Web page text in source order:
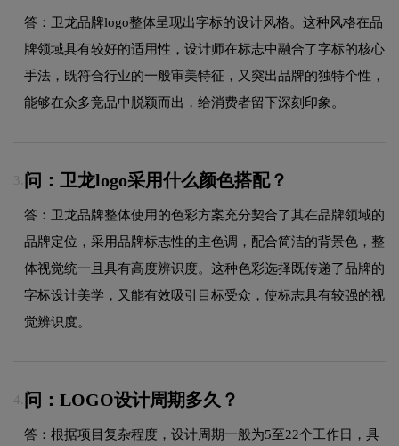
答：卫龙品牌logo整体呈现出字标的设计风格。这种风格在品
牌领域具有较好的适用性，设计师在标志中融合了字标的核心
手法，既符合行业的一般审美特征，又突出品牌的独特个性，
能够在众多竞品中脱颖而出，给消费者留下深刻印象。
3. 问：卫龙logo采用什么颜色搭配？
答：卫龙品牌整体使用的色彩方案充分契合了其在品牌领域的
品牌定位，采用品牌标志性的主色调，配合简洁的背景色，整
体视觉统一且具有高度辨识度。这种色彩选择既传递了品牌的
字标设计美学，又能有效吸引目标受众，使标志具有较强的视
觉辨识度。
4. 问：LOGO设计周期多久？
答：根据项目复杂程度，设计周期一般为5至22个工作日，具